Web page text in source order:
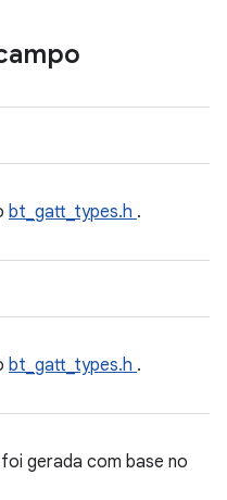
bt_gatt_types.h .
bt_gatt_types.h .
gerada com base no